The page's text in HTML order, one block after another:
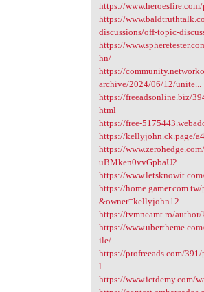
https://
https://
discussions/off-topic-
https://
hn/
https://
archive/2024/06/12/unite...
https://freeadsonline.biz/
html
https://free-
https://kellyjohn.ck.page/
https://
uBMken0vvGpbaU2
https://
https://
&owner=kellyjohn12
https://tvmneamt.ro/
https://
ile/
https://profreeads.com/
l
https://www.ictdemy.com/